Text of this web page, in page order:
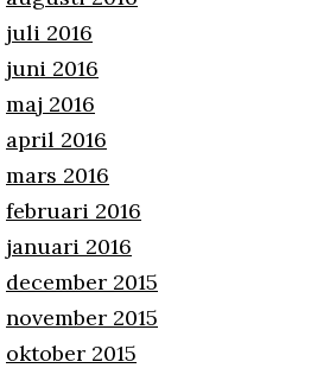
juli 2016
juni 2016
maj 2016
april 2016
mars 2016
februari 2016
januari 2016
december 2015
november 2015
oktober 2015